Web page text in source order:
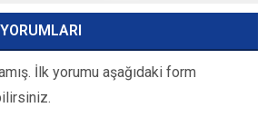
İlk yorumu aşağıdaki form